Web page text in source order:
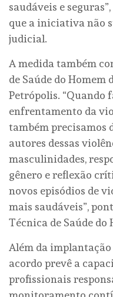
saudáveis e
que a iniciativa não
judicial.
A medida também
de Saúde do Homem
Petrópolis. “Quando
enfrentamento da
também precisamos
autores dessas
masculinidades,
gênero e reflexão
novos episódios de
mais saudáveis”,
Técnica de Saúde do
Além da
acordo prevê a
profissionais